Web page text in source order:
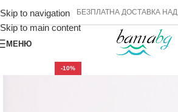
Skip to navigation
Skip to main content
БЕЗПЛАТНА ДОСТАВКА НАД
МЕНЮ
-10%